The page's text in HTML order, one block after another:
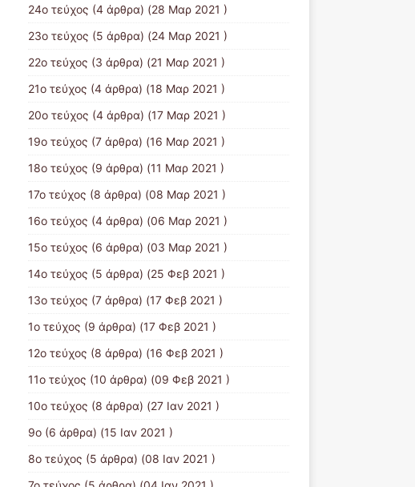
24ο τεύχος (4 άρθρα) (28 Μαρ 2021 )
23ο τεύχος (5 άρθρα) (24 Μαρ 2021 )
22ο τεύχος (3 άρθρα) (21 Μαρ 2021 )
21ο τεύχος (4 άρθρα) (18 Μαρ 2021 )
20ο τεύχος (4 άρθρα) (17 Μαρ 2021 )
19ο τεύχος (7 άρθρα) (16 Μαρ 2021 )
18ο τεύχος (9 άρθρα) (11 Μαρ 2021 )
17ο τεύχος (8 άρθρα) (08 Μαρ 2021 )
16ο τεύχος (4 άρθρα) (06 Μαρ 2021 )
15ο τεύχος (6 άρθρα) (03 Μαρ 2021 )
14ο τεύχος (5 άρθρα) (25 Φεβ 2021 )
13ο τεύχος (7 άρθρα) (17 Φεβ 2021 )
1ο τεύχος (9 άρθρα) (17 Φεβ 2021 )
12ο τεύχος (8 άρθρα) (16 Φεβ 2021 )
11ο τεύχος (10 άρθρα) (09 Φεβ 2021 )
10ο τεύχος (8 άρθρα) (27 Ιαν 2021 )
9ο(6 άρθρα) (15 Ιαν 2021 )
8ο τεύχος (5 άρθρα) (08 Ιαν 2021 )